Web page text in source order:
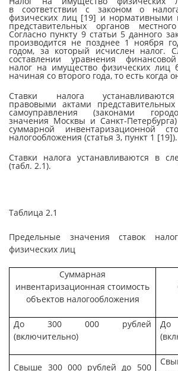
в соответствии с законом о
физических лиц [19] и нормативными
представительных органов
Согласно пункту 9 статьи 5 данного
производится не позднее 1 ноября
годом, за который исчислен налог.
составлении уравнения финансовой
налог на имущество физических лиц
начиная со второго года, то есть когда
Ставки налога
правовыми актами
самоуправления (законами
значения Москвы и Санкт-
суммарной инвентаризационной
налогообложения (статья 3, пункт 1 [19]).
Ставки налога устанавливаются в
(табл. 2.1).
Таблица 2.1
Предельные значения ставок
физических лиц
Суммарная
инвентаризационная стоимость
объектов налогообложения
До 300 000 рублей
(включительно)
До
Свыше 300 000 рублей до 500